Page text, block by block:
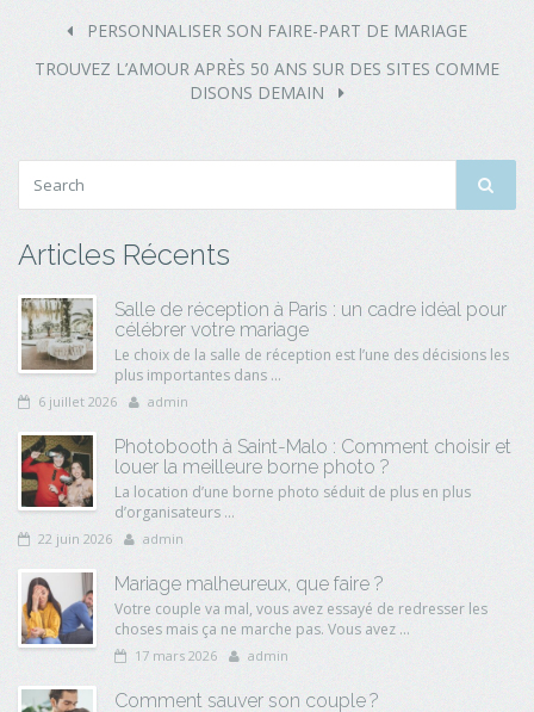
PERSONNALISER SON FAIRE-PART DE MARIAGE
TROUVEZ L’AMOUR APRÈS 50 ANS SUR DES SITES COMME
DISONS DEMAIN
Articles Récents
Salle de réception à Paris : un cadre idéal pour
célébrer votre mariage
Le choix de la salle de réception est l’une des décisions les
plus importantes dans ...
6 juillet 2026 admin
Photobooth à Saint-Malo : Comment choisir et
louer la meilleure borne photo ?
La location d’une borne photo séduit de plus en plus
d’organisateurs ...
22 juin 2026 admin
Mariage malheureux, que faire ?
Votre couple va mal, vous avez essayé de redresser les
choses mais ça ne marche pas. Vous avez ...
17 mars 2026 admin
Comment sauver son couple ?